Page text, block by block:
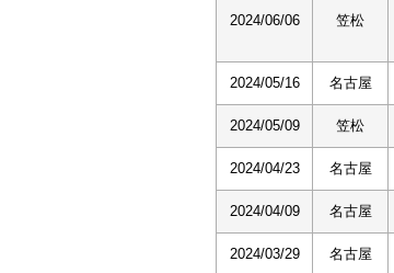
2024/06/06 笠松
2024/05/16 名古屋
2024/05/09 笠松
2024/04/23 名古屋
2024/04/09 名古屋
2024/03/29 名古屋